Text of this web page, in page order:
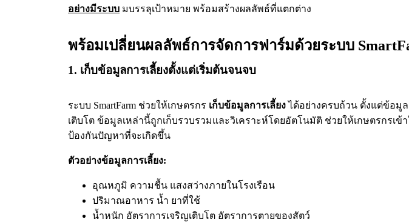
อย่างมีระบบ มบรรลุเป้าหมาย พร้อมสร้างผลลัพธ์ที่แตกต่าง
พร้อมเปลี่ยนผลลัพธ์การจัดการฟาร์มด้วยระบบ
1. เก็บข้อมูลการเลี้ยงตั้งแต่เริ่มต้นจนจบ
ระบบ SmartFarm ช่วยให้เกษตรกร เก็บข้อมูลการเลี้ยงได้อย่างครบถ้วน ตั้งแต่ข้อมู
เติบโต ข้อมูลเหล่านี้ถูกเก็บรวบรวมและวิเคราะห์โดยอัตโนมัติ ช่วยให้เกษตรกร
ป้องกันปัญหาที่จะเกิดขึ้น
ตัวอย่างข้อมูลการเลี้ยง:
อุณหภูมิ ความชื้น แสงสว่างภายในโรงเรือน
ปริมาณอาหาร น้ำ ยาที่ใช้
น้ำหนัก อัตราการเจริญเติบโต อัตราการตายของสัตว์